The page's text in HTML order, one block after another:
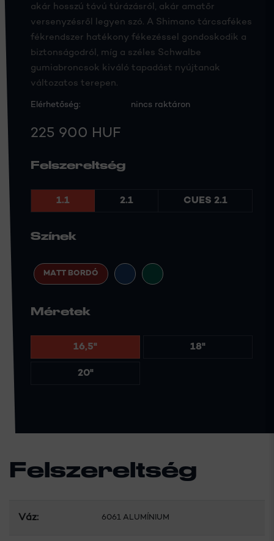
akár hosszú távú túrázásról, akár amatőr
versenyzésről legyen szó. A Shimano tárcsafékes
fékrendszer hatékony fékezéssel gondoskodik a
biztonságodról, míg a széles Schwalbe
gumiabroncsok kiváló tapadást nyújtanak
változatos terepen.
Elérhetőség: nincs raktáron
225 900 HUF
Felszereltség
1.1 2.1 CUES 2.1
Színek
MATT BORDÓ
Méretek
16,5"
18"
20"
Felszereltség
Váz: 6061 ALUMÍNIUM